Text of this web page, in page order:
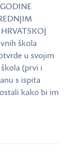
škola
u svojim
(prvi i
s ispita
kako bi im